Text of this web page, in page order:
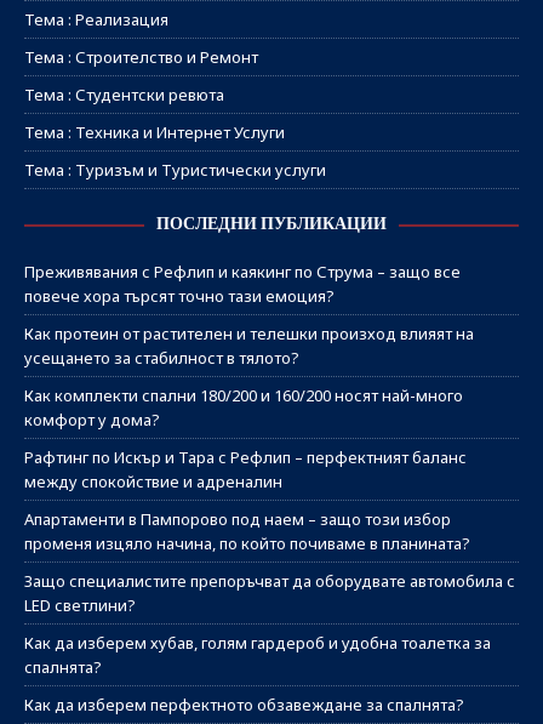
Тема : Реализация
Тема : Строителство и Ремонт
Тема : Студентски ревюта
Тема : Техника и Интернет Услуги
Тема : Туризъм и Туристически услуги
ПОСЛЕДНИ ПУБЛИКАЦИИ
Преживявания с Рефлип и каякинг по Струма – защо все
повече хора търсят точно тази емоция?
Как протеин от растителен и телешки произход влияят на
усещането за стабилност в тялото?
Как комплекти спални 180/200 и 160/200 носят най-много
комфорт у дома?
Рафтинг по Искър и Тара с Рефлип – перфектният баланс
между спокойствие и адреналин
Апартаменти в Пампорово под наем – защо този избор
променя изцяло начина, по който почиваме в планината?
Защо специалистите препоръчват да оборудвате автомобила с
LED светлини?
Как да изберем хубав, голям гардероб и удобна тоалетка за
спалнята?
Как да изберем перфектното обзавеждане за спалнята?